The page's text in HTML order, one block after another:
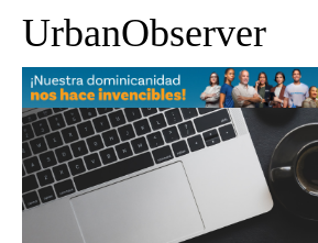
UrbanObserver